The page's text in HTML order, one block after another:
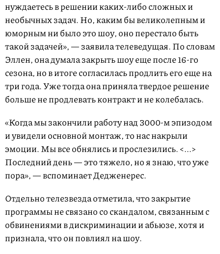
нуждаетесь в решении каких-либо сложных и
необычных задач. Но, каким бы великолепным и
юморным ни было это шоу, оно перестало быть
такой задачей», — заявила телеведущая. По словам
Эллен, она думала закрыть шоу еще после 16-го
сезона, но в итоге согласилась продлить его еще на
три года. Уже тогда она приняла твердое решение
больше не продлевать контракт и не колебалась.
«Когда мы закончили работу над 3000-м эпизодом
и увидели основной монтаж, то нас накрыли
эмоции. Мы все обнялись и прослезились. <...>
Последний день — это тяжело, но я знаю, что уже
пора», — вспоминает Дедженерес.
Отдельно телезвезда отметила, что закрытие
программы не связано со скандалом, связанным с
обвинениями в дискриминации и абьюзе, хотя и
признала, что он повлиял на шоу.